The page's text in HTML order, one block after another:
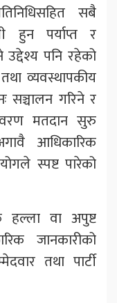
सबै
हुन पर्याप्त र
पनि रहेको
व्यवस्थापकीय
सञ्चालन गरिने र
मतदान सुरु
आधिकारिक
स्पष्ट पारेको
वा अपुष्ट
जानकारीको
तथा पार्टी